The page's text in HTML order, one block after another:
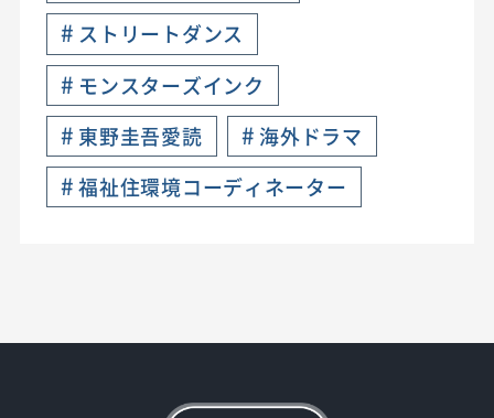
# ストリートダンス
# モンスターズインク
# 東野圭吾愛読 # 海外ドラマ
# 福祉住環境コーディネーター